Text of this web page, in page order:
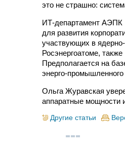
это не страшно:
ИТ‑департамент АЭПК
для развития
участвующих в
Росэнергоатоме,
Предполагается на
энерго-
Ольга Журавская
аппаратные мощности
Другие статьи